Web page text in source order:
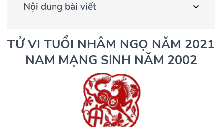
Nội dung bài viết
TỬ VI TUỔI NHÂM NGỌ NĂM 2021
NAM MẠNG SINH NĂM 2002